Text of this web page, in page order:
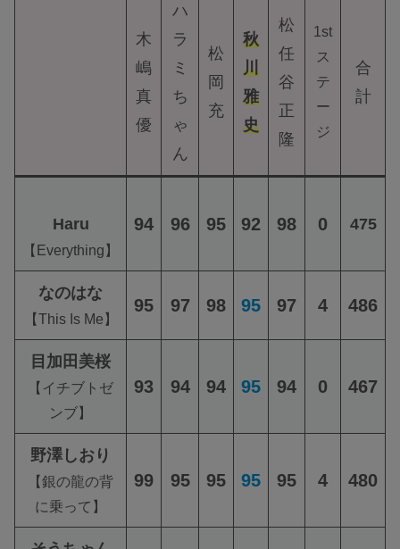
木
嶋
真
優
ハ
ラ
ミ
ち
ゃ
ん
松
岡
充
秋
川
雅
史
松
任
谷
正
隆
1st
ス
テ
ー
ジ
合
計
Haru
【Everything】
94 96 95 92 98 0 475
なのはな
【This Is Me】
95 97 98 95 97 4 486
目加田美桜
【イチブトゼ
ンブ】
93 94 94 95 94 0 467
野澤しおり
【銀の龍の背
に乗って】
99 95 95 95 95 4 480